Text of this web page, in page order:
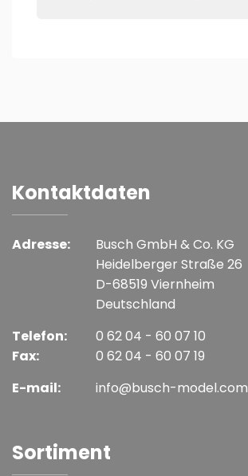
Kontaktdaten
Adresse:
Busch GmbH & Co. KG
Heidelberger Straße 26
D-68519 Viernheim
Deutschland
Telefon:
Fax:
0 62 04 - 60 07 10
0 62 04 - 60 07 19
E-mail:
info@busch-model.com
Sortiment